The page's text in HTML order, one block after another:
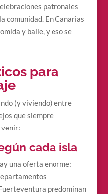
patronales
comunidad. En Canarias
y baile, y eso se
para
(y viviendo) entre
que siempre
venir:
cada isla
una oferta enorme:
predominan